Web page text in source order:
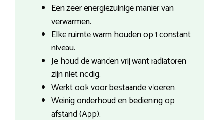
Een zeer energiezuinige manier van
verwarmen.
Elke ruimte warm houden op 1 constant
niveau.
Je houd de wanden vrij want radiatoren
zijn niet nodig.
Werkt ook voor bestaande vloeren.
Weinig onderhoud en bediening op
afstand (App).